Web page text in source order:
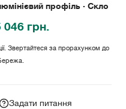
профіль · Скло
046 грн.
Звертайтеся за прорахунком до
Задати питання